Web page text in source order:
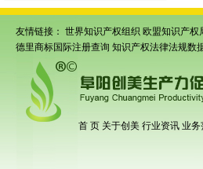
友情链接： 世界知识产权组织 欧盟知识产权
德里商标国际注册查询 知识产权法律法规数
首 页 关于创美 行业资讯 业务